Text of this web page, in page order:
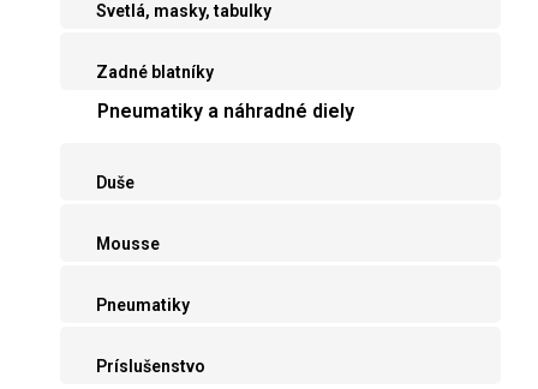
Svetlá, masky, tabulky
Zadné blatníky
Pneumatiky a náhradné diely
Duše
Mousse
Pneumatiky
Príslušenstvo